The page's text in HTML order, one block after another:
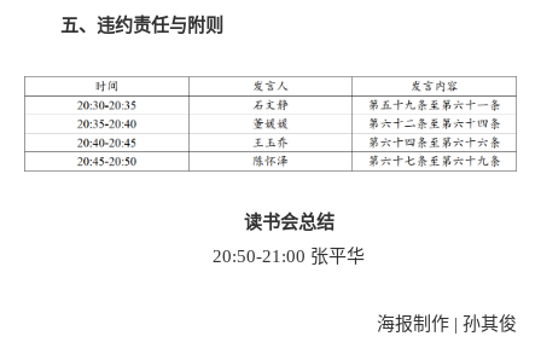
五、违约责任与附则
读书会总结
20:50-21:00 张平华
海报制作 | 孙其俊